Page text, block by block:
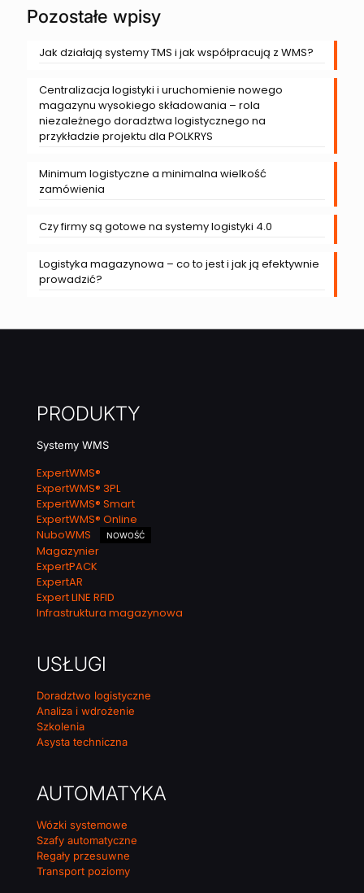
Pozostałe wpisy
Jak działają systemy TMS i jak współpracują z WMS?
Centralizacja logistyki i uruchomienie nowego
magazynu wysokiego składowania – rola
niezależnego doradztwa logistycznego na
przykładzie projektu dla POLKRYS
Minimum logistyczne a minimalna wielkość
zamówienia
Czy firmy są gotowe na systemy logistyki 4.0
Logistyka magazynowa – co to jest i jak ją efektywnie
prowadzić?
PRODUKTY
Systemy WMS
ExpertWMS®
ExpertWMS® 3PL
ExpertWMS® Smart
ExpertWMS® Online
NuboWMS
NOWOŚĆ
Magazynier
ExpertPACK
ExpertAR
Expert LINE RFID
Infrastruktura magazynowa
USŁUGI
Doradztwo logistyczne
Analiza i wdrożenie
Szkolenia
Asysta techniczna
AUTOMATYKA
Wózki systemowe
Szafy automatyczne
Regały przesuwne
Transport poziomy